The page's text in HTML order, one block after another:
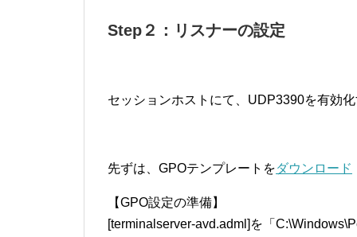
Step２：リスナーの設定
セッションホストにて、UDP3390を有効
先ずは、GPOテンプレートをダウンロード
【GPO設定の準備】
[terminalserver-avd.adml]を「